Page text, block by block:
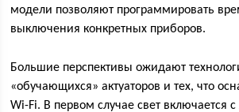
модели позволяют программировать
выключения конкретных приборов.
Большие перспективы ожидают
«обучающихся» актуаторов и тех, что
Wi-Fi. В первом случае свет включается с